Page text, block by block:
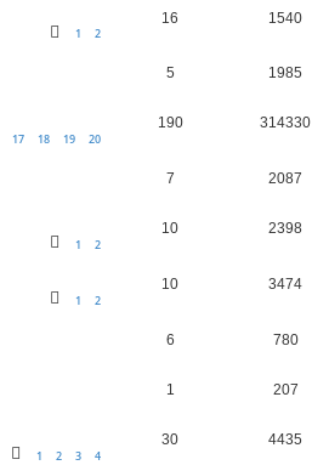
1 2
16 1540
5 1985
17 18 19 20
190 314330
7 2087
1 2
10 2398
1 2
10 3474
6 780
1 207
1 2 3 4
30 4435